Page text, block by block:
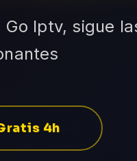
Iptv, sigue
4h